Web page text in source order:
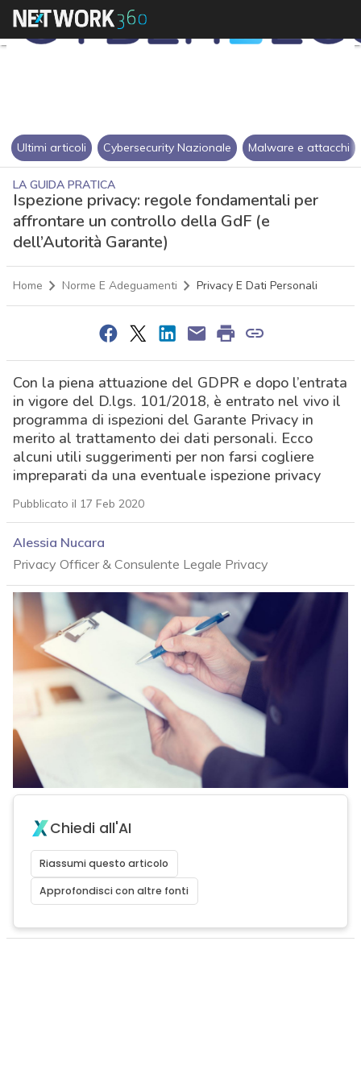
Ultimi articoli Cybersecurity Nazionale Malware e attacchi
LA GUIDA PRATICA
Ispezione privacy: regole fondamentali per
affrontare un controllo della GdF (e
dell’Autorità Garante)
Home Norme E Adeguamenti Privacy E Dati Personali
Con la piena attuazione del GDPR e dopo l’entrata
in vigore del D.lgs. 101/2018, è entrato nel vivo il
programma di ispezioni del Garante Privacy in
merito al trattamento dei dati personali. Ecco
alcuni utili suggerimenti per non farsi cogliere
impreparati da una eventuale ispezione privacy
Pubblicato il 17 Feb 2020
Alessia Nucara
Privacy Officer & Consulente Legale Privacy
Chiedi all'AI
Riassumi questo articolo
Approfondisci con altre fonti